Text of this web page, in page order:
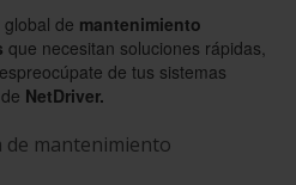
de mantenimiento
que necesitan soluciones rápidas,
de tus sistemas
NetDriver.
de mantenimiento